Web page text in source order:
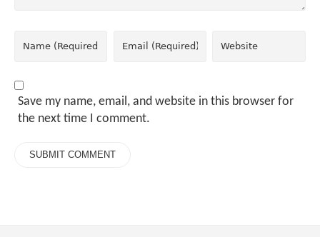
Save my name, email, and website in this browser for
the next time I comment.